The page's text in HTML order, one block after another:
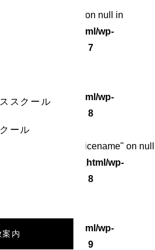
スクール
ール
案内
"cat_name" on null in
public_html/wp-
single.php
7
0 in
public_html/wp-
8
"category_nicename" on null
public_html/wp-
8
public_html/wp-
9